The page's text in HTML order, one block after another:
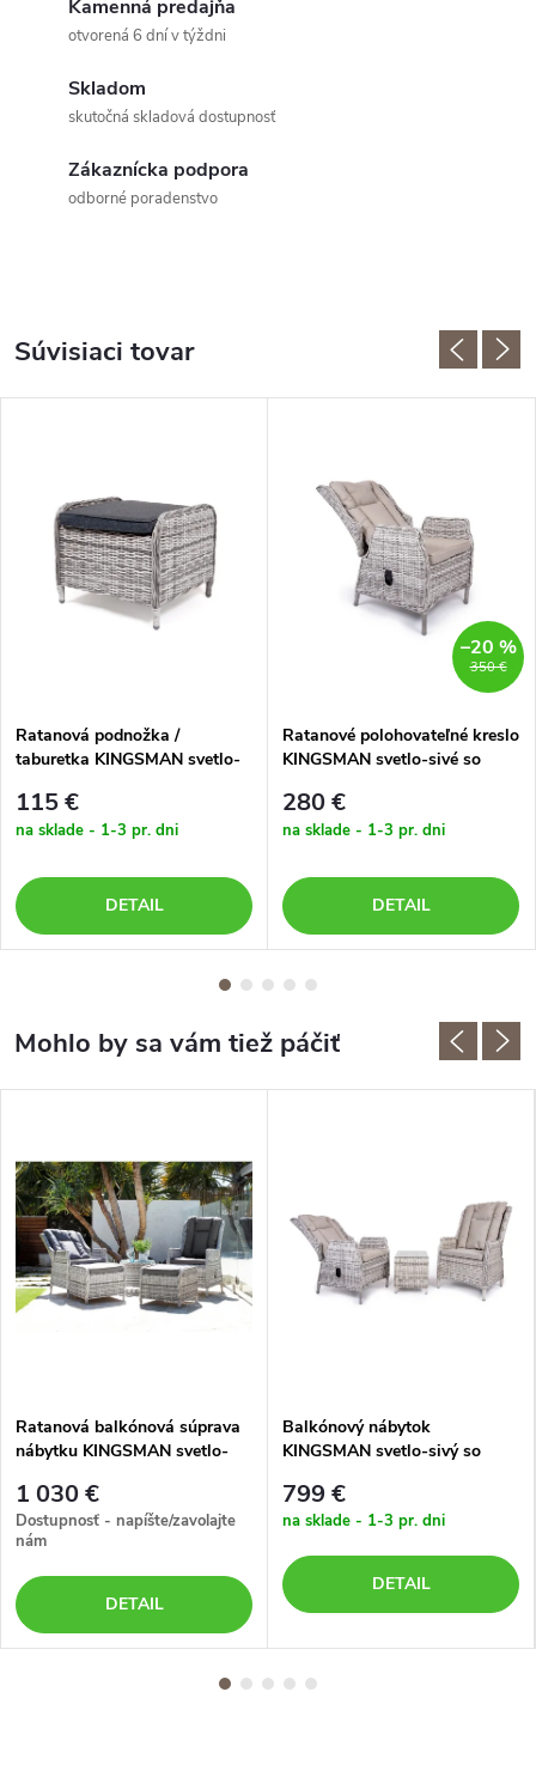
Kamenná predajňa
otvorená 6 dní v týždni
Skladom
skutočná skladová dostupnosť
Zákaznícka podpora
odborné poradenstvo
Súvisiaci tovar
Ratanová podnožka /
taburetka KINGSMAN svetlo-
115 €
na sklade - 1-3 pr. dni
DETAIL
350 €
–20 %
Ratanové polohovateľné kreslo
KINGSMAN svetlo-sivé so
280 €
na sklade - 1-3 pr. dni
DETAIL
Ratanová balkónová súprava
nábytku KINGSMAN svetlo-
1 030 €
Dostupnosť - napíšte/zavolajte
nám
DETAIL
Balkónový nábytok
KINGSMAN svetlo-sivý so
799 €
na sklade - 1-3 pr. dni
DETAIL